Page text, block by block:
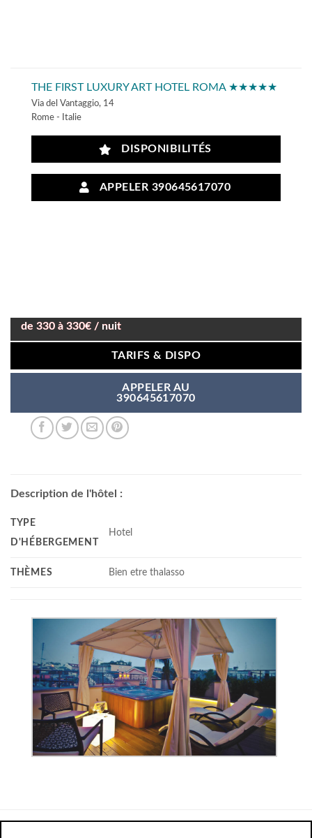
THE FIRST LUXURY ART HOTEL ROMA ★★★★★
Via del Vantaggio, 14
Rome - Italie
DISPONIBILITÉS
APPELER 390645617070
de 330 à 330€ / nuit
TARIFS & DISPO
APPELER AU
390645617070
Description de l'hôtel :
TYPE
D'HÉBERGEMENT
Hotel
THÈMES Bien etre thalasso